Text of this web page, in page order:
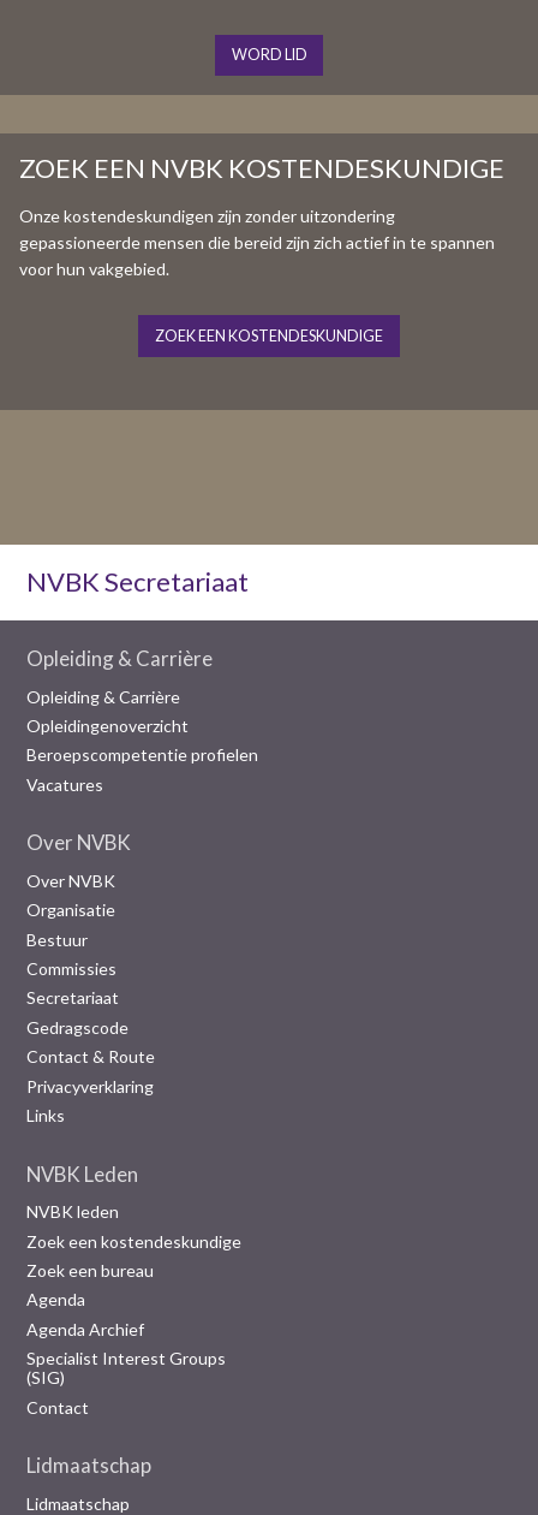
WORD LID
ZOEK EEN NVBK KOSTENDESKUNDIGE
Onze kostendeskundigen zijn zonder uitzondering
gepassioneerde mensen die bereid zijn zich actief in te spannen
voor hun vakgebied.
ZOEK EEN KOSTENDESKUNDIGE
NVBK Secretariaat
Opleiding & Carrière
Opleiding & Carrière
Opleidingenoverzicht
Beroepscompetentie profielen
Vacatures
Over NVBK
Over NVBK
Organisatie
Bestuur
Commissies
Secretariaat
Gedragscode
Contact & Route
Privacyverklaring
Links
NVBK Leden
NVBK leden
Zoek een kostendeskundige
Zoek een bureau
Agenda
Agenda Archief
Specialist Interest Groups
(SIG)
Contact
Lidmaatschap
Lidmaatschap